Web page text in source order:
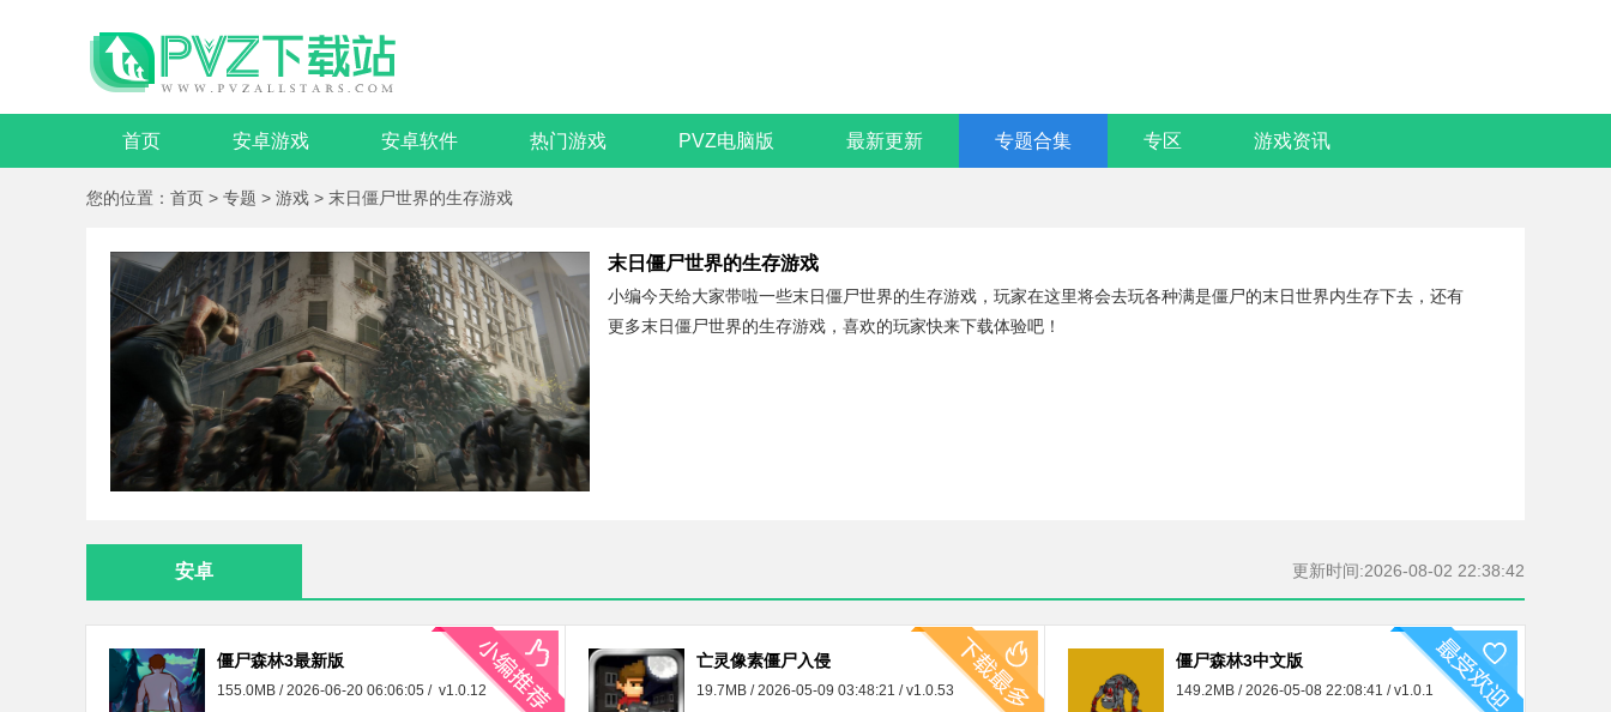
首页 安卓游戏 安卓软件 热门游戏 PVZ电脑版 最新更新 专题合集 专区 游戏资讯
您的位置： 首页 > 专题 > 游戏 > 末日僵尸世界的生存游戏
末日僵尸世界的生存游戏
小编今天给大家带啦一些末日僵尸世界的生存游戏，玩家在这里将会去玩各种满是僵尸的末日世界内生存下去，还有
更多末日僵尸世界的生存游戏，喜欢的玩家快来下载体验吧！
安卓 更新时间:2026-08-02 22:38:42
僵尸森林3最新版
155.0MB / 2026-06-20 06:06:05 / v1.0.12
亡灵像素僵尸入侵
19.7MB / 2026-05-09 03:48:21 / v1.0.53
僵尸森林3中文版
149.2MB / 2026-05-08 22:08:41 / v1.0.1